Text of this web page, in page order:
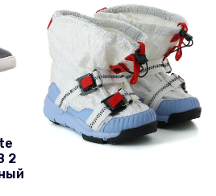
2